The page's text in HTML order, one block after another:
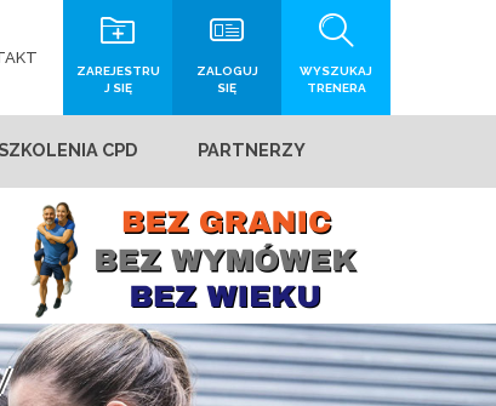
WYSZUKAJ
TRENERA
ZALOGUJ
SIĘ
ZAREJESTRU
J SIĘ
CPD PARTNERZY